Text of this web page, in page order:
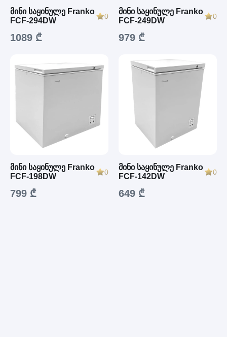
მინი საყინულე Franko
FCF-294DW
0
1089 ₾
მინი საყინულე Franko
FCF-249DW
0
979 ₾
მინი საყინულე Franko
FCF-198DW
0
799 ₾
მინი საყინულე Franko
FCF-142DW
0
649 ₾